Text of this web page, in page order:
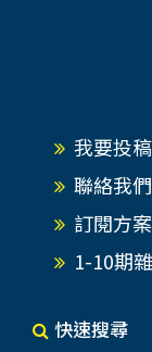
我要投稿
聯絡我們
訂閱方案
1-10期
快速搜尋